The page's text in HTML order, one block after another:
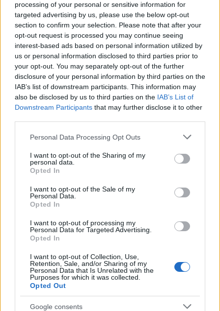
processing of your personal or sensitive information for
targeted advertising by us, please use the below opt-out
section to confirm your selection. Please note that after your
opt-out request is processed you may continue seeing
interest-based ads based on personal information utilized by
us or personal information disclosed to third parties prior to
your opt-out. You may separately opt-out of the further
disclosure of your personal information by third parties on the
IAB’s list of downstream participants. This information may
also be disclosed by us to third parties on the IAB’s List of
Downstream Participants that may further disclose it to other
Please note that this website/app uses one or more Google
not limited to your visit or usage behaviour. You may click to
grant or deny consent to Google and its third-party tags to
use your data for below specified purposes in below Google
consent section.
Personal Data Processing Opt Outs
I want to opt-out of the Sharing of my
personal data.
Opted In
I want to opt-out of the Sale of my
Personal Data.
Opted In
I want to opt-out of processing my
Personal Data for Targeted Advertising.
Opted In
I want to opt-out of Collection, Use,
Retention, Sale, and/or Sharing of my
Personal Data that Is Unrelated with the
Purposes for which it was collected.
Opted Out
Google consents
Continua a leggere
TELEVISIONE
nuovi acquirenti
Camilla Fiore · 7 Ago 2026
TELEVISIONE